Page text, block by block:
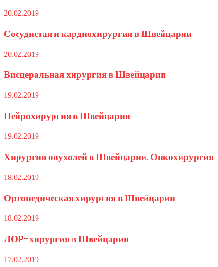
20.02.2019
Сосудистая и кардиохирургия в Швейцарии
20.02.2019
Висцеральная хирургия в Швейцарии
19.02.2019
Нейрохирургия в Швейцарии
19.02.2019
Хирургия опухолей в Швейцарии. Онкохирургия
18.02.2019
Ортопедическая хирургия в Швейцарии
18.02.2019
ЛОР-хирургия в Швейцарии
17.02.2019